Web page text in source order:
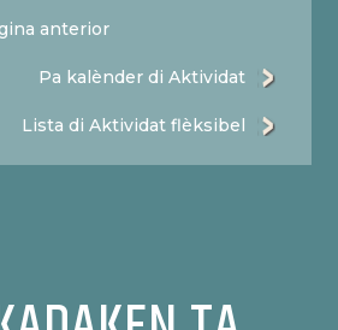
anterior
Pa kalènder di Aktividat
Lista di Aktividat flèksibel